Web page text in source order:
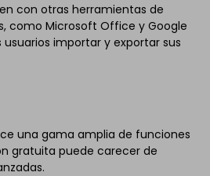
con otras herramientas de
como Microsoft Office y Google
usuarios importar y exportar sus
una gama amplia de funciones
gratuita puede carecer de